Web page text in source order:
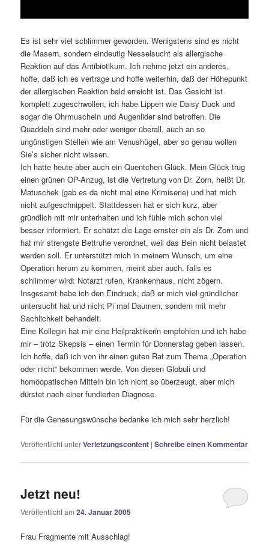
Es ist sehr viel schlimmer geworden. Wenigstens sind es nicht
die Masern, sondern eindeutig Nesselsucht als allergische
Reaktion auf das Antibiotikum. Ich nehme jetzt ein anderes,
hoffe, daß ich es vertrage und hoffe weiterhin, daß der Höhepunkt
der allergischen Reaktion bald erreicht ist. Das Gesicht ist
komplett zugeschwollen, ich habe Lippen wie Daisy Duck und
sogar die Ohrmuscheln und Augenlider sind betroffen. Die
Quaddeln sind mehr oder weniger überall, auch an so
ungünstigen Stellen wie am Venushügel, aber so genau wollen
Sie’s sicher nicht wissen.
Ich hatte heute aber auch ein Quentchen Glück. Mein Glück trug
einen grünen OP-Anzug, ist die Vertretung von Dr. Zorn, heißt Dr.
Matuschek (gab es da nicht mal eine Krimiserie) und hat mich
nicht aufgeschnippelt. Stattdessen hat er sich kurz, aber
gründlich mit mir unterhalten und ich fühle mich schon viel
besser informiert. Er schätzt die Lage ernster ein als Dr. Zorn und
hat mir strengste Bettruhe verordnet, weil das Bein nicht belastet
werden soll. Er unterstützt mich in meinem Wunsch, um eine
Operation herum zu kommen, meint aber auch, falls es
schlimmer wird: Notarzt rufen, Krankenhaus, nicht zögern.
Insgesamt habe ich den Eindruck, daß er mich viel gründlicher
untersucht hat und nicht Pi mal Daumen, sondern mit mehr
Sachlichkeit behandelt.
Eine Kollegin hat mir eine Heilpraktikerin empfohlen und ich habe
mir – trotz Skepsis – einen Termin für Donnerstag geben lassen.
Ich hoffe, daß ich von ihr einen guten Rat zum Thema „Operation
oder nicht“ bekommen werde. Von diesen Globuli und
homöopatischen Mitteln bin ich nicht so überzeugt, aber mich
dürstet nach einer fundierten Diagnose.
Für die Genesungswünsche bedanke ich mich sehr herzlich!
Veröffentlicht unterVerletzungscontent |Schreibe einen Kommentar
Jetzt neu!
Veröffentlicht am24. Januar 2005
Frau Fragmente mit Ausschlag!